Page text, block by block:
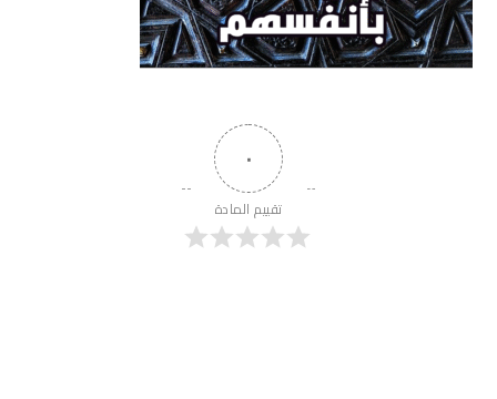
٠
تقييم المادة